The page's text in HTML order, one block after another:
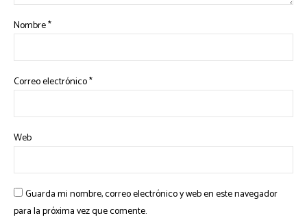
Nombre*
Correo electrónico*
Web
Guarda mi nombre, correo electrónico y web en este navegador
para la próxima vez que comente.